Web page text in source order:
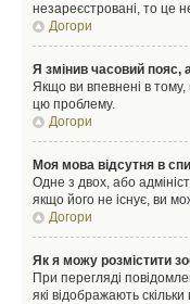
незареєстровані, то це
Догори
Я змінив часовий пояс,
Якщо ви впевнені в
цю проблему.
Догори
Моя мова відсутня в
Одне з двох, або
якщо його не існує, ви
Догори
Як я можу розмістити
При перегляді
які відображають